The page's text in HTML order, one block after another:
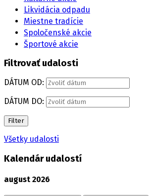
Likvidácia odpadu
Miestne tradície
Spoločenské akcie
Športové akcie
Filtrovať udalosti
DÁTUM OD:
DÁTUM DO:
Filter
Všetky udalosti
Kalendár udalostí
august 2026